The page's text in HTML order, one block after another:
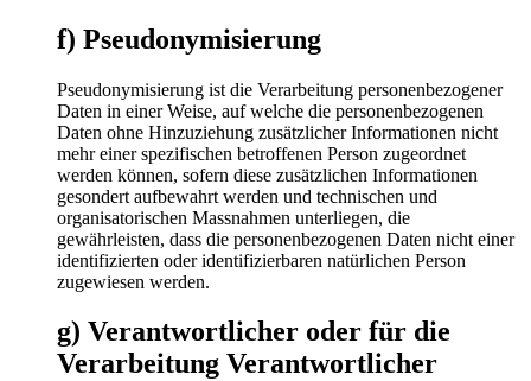
f) Pseudonymisierung
Pseudonymisierung ist die Verarbeitung personenbezogener
Daten in einer Weise, auf welche die personenbezogenen
Daten ohne Hinzuziehung zusätzlicher Informationen nicht
mehr einer spezifischen betroffenen Person zugeordnet
werden können, sofern diese zusätzlichen Informationen
gesondert aufbewahrt werden und technischen und
organisatorischen Massnahmen unterliegen, die
gewährleisten, dass die personenbezogenen Daten nicht einer
identifizierten oder identifizierbaren natürlichen Person
zugewiesen werden.
g) Verantwortlicher oder für die
Verarbeitung Verantwortlicher